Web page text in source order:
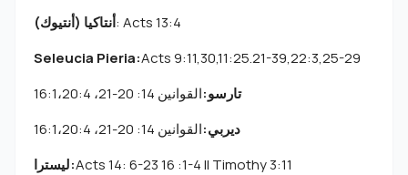
أنتاكيا (أنتيوك): Acts 13:4
Seleucia Pieria:Acts 9:11,30,11:25.21-39,22:3,25-29
تارسو:القوانين 14: 20-21، 16:1،20:4
ديربي:القوانين 14: 20-21، 16:1،20:4
ليسترا:Acts 14: 6-23 16 :1-4 II Timothy 3:11